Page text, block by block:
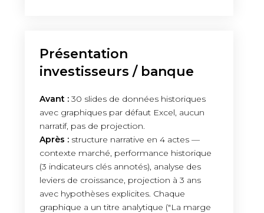
Présentation
investisseurs / banque
Avant :30 slides de données historiques
avec graphiques par défaut Excel, aucun
narratif, pas de projection.
Après : structure narrative en 4 actes —
contexte marché, performance historique
(3 indicateurs clés annotés), analyse des
leviers de croissance, projection à 3 ans
avec hypothèses explicites. Chaque
graphique a un titre analytique ("La marge